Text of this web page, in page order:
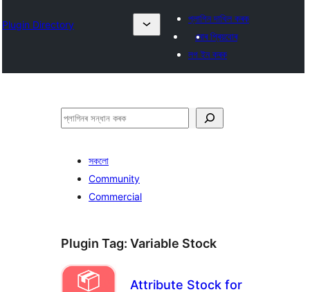
Plugin Directory
প্লাগিন দাখিল কৰক
মোৰ প্ৰিয়বোৰ
লগ ইন কৰক
সন্ধান
সকলো
Community
Commercial
Plugin Tag: Variable Stock
Attribute Stock for